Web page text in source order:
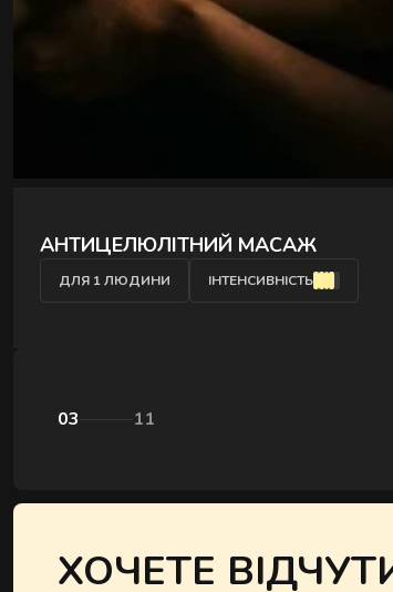
КЛАСИЧНИЙ МАСАЖ
ДЛЯ 1 ЛЮДИНИ ІНТЕНСИВНІСТЬ
03 11
ХОЧЕТЕ